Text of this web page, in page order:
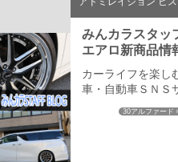
みんカラスタッ
エアロ新商品情
カーライフを楽し
車・自動車ＳＮＳ
日弊社までアミ
とアルファード
30アルファード